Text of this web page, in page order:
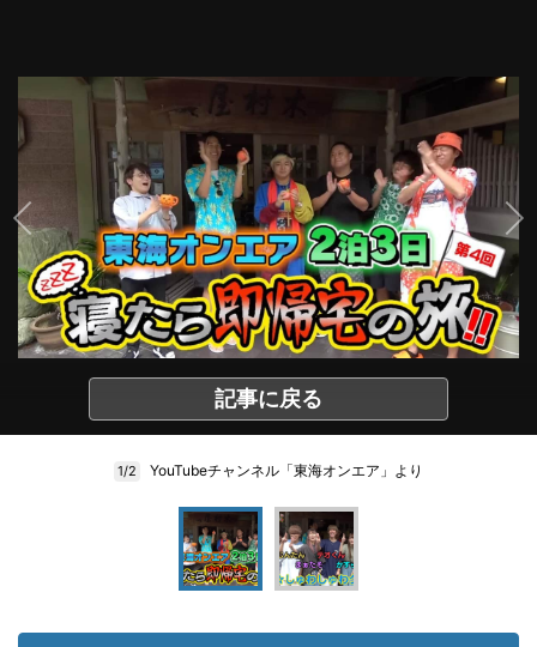
記事に戻る
1/2 YouTubeチャンネル「東海オンエア」より